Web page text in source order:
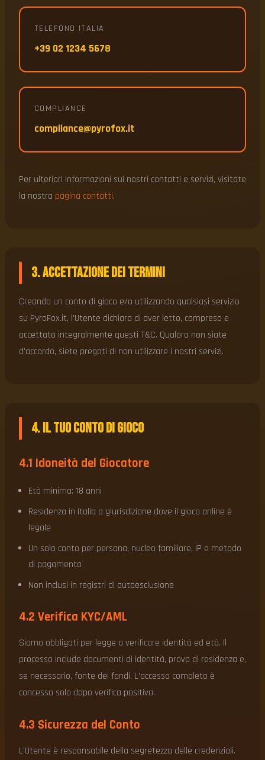
TELEFONO ITALIA
+39 02 1234 5678
COMPLIANCE
compliance@pyrofox.it
Per ulteriori informazioni sui nostri contatti e servizi, visitate
la nostra pagina contatti.
3. Accettazione dei Termini
Creando un conto di gioco e/o utilizzando qualsiasi servizio
su PyroFox.it, l'Utente dichiara di aver letto, compreso e
accettato integralmente questi T&C. Qualora non siate
d'accordo, siete pregati di non utilizzare i nostri servizi.
4. Il Tuo Conto di Gioco
4.1 Idoneità del Giocatore
Età minima: 18 anni
Residenza in Italia o giurisdizione dove il gioco online è
legale
Un solo conto per persona, nucleo familiare, IP e metodo
di pagamento
Non inclusi in registri di autoesclusione
4.2 Verifica KYC/AML
Siamo obbligati per legge a verificare identità ed età. Il
processo include documenti di identità, prova di residenza e,
se necessario, fonte dei fondi. L'accesso completo è
concesso solo dopo verifica positiva.
4.3 Sicurezza del Conto
L'Utente è responsabile della segretezza delle credenziali.